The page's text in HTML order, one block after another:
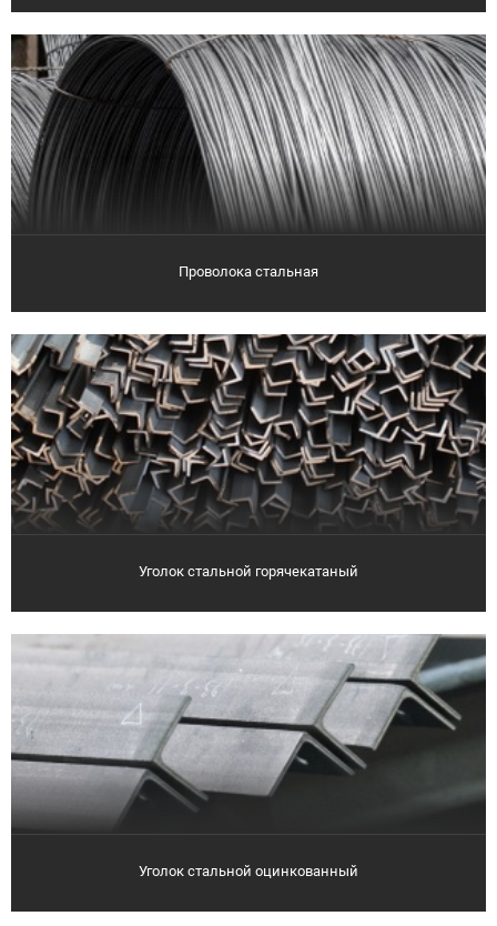
Проволока стальная
Уголок стальной горячекатаный
Уголок стальной оцинкованный